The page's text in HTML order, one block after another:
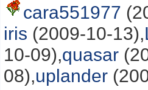
cara551977
iris (2009-10-13),
10-09),quasar
08),uplander